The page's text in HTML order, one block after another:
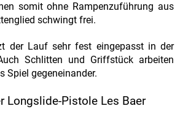
somit ohne Rampenzuführung aus
schwingt frei.
der Lauf sehr fest eingepasst in der
Schlitten und Griffstück arbeiten
Spiel gegeneinander.
Longslide-Pistole Les Baer